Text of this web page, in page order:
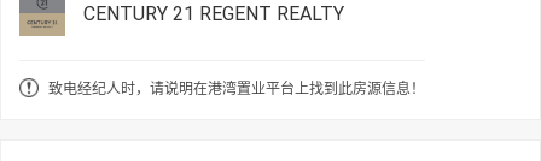
CENTURY 21 REGENT REALTY
致电经纪人时，请说明在港湾置业平台上找到此房源信息！